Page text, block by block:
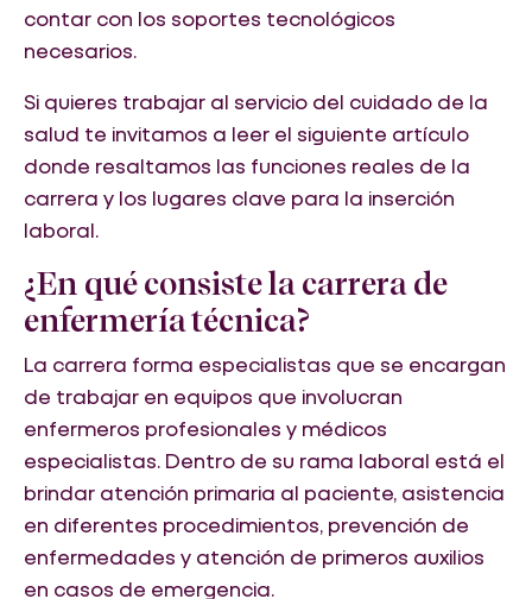
contar con los soportes tecnológicos
necesarios.
Si quieres trabajar al servicio del cuidado de la
salud te invitamos a leer el siguiente artículo
donde resaltamos las funciones reales de la
carrera y los lugares clave para la inserción
laboral.
¿En qué consiste la carrera de
enfermería técnica?
La carrera forma especialistas que se encargan
de trabajar en equipos que involucran
enfermeros profesionales y médicos
especialistas. Dentro de su rama laboral está el
brindar atención primaria al paciente, asistencia
en diferentes procedimientos, prevención de
enfermedades y atención de primeros auxilios
en casos de emergencia.